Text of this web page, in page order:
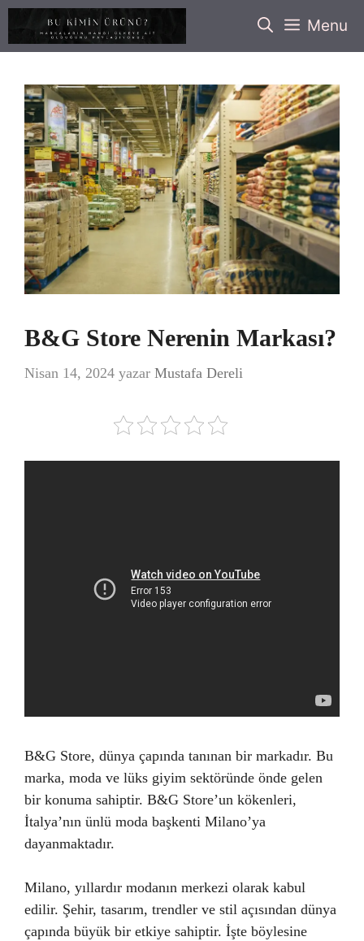
İçeriğe
Menu
B&G Store Nerenin Markası?
Nisan 14, 2024 yazar Mustafa Dereli
B&G Store, dünya çapında tanınan bir markadır. Bu
marka, moda ve lüks giyim sektöründe önde gelen
bir konuma sahiptir. B&G Store’un kökenleri,
İtalya’nın ünlü moda başkenti Milano’ya
dayanmaktadır.
Milano, yıllardır modanın merkezi olarak kabul
edilir. Şehir, tasarım, trendler ve stil açısından dünya
çapında büyük bir etkiye sahiptir. İşte böylesine